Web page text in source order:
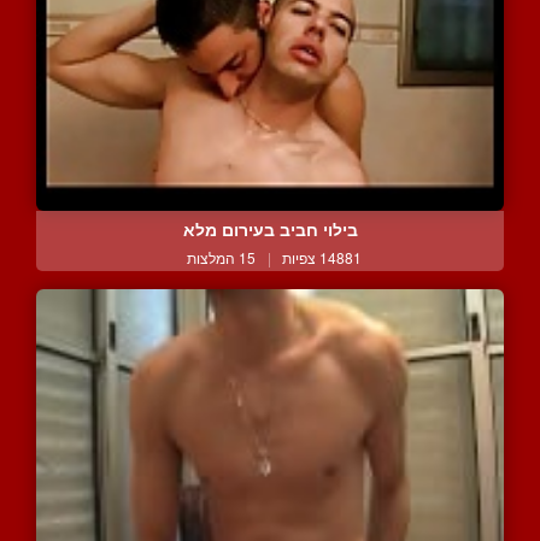
בילוי חביב בעירום מלא
14881 צפיות | 15 המלצות